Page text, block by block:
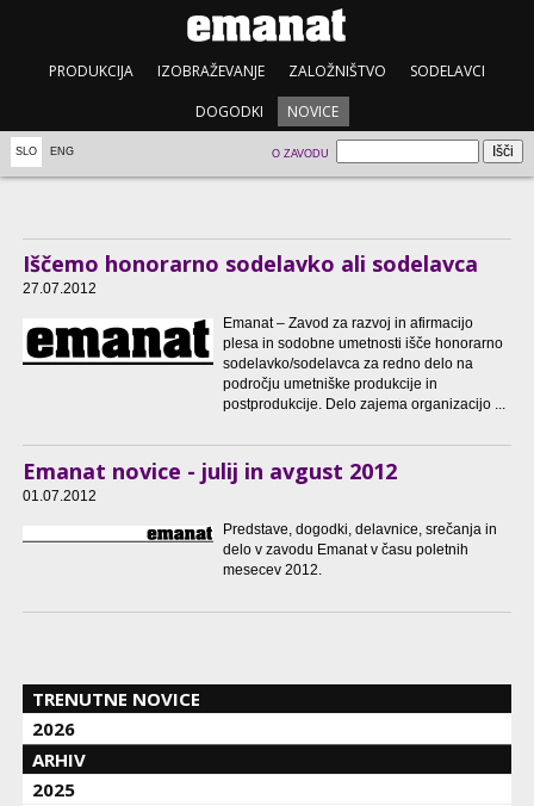
PRODUKCIJA IZOBRAŽEVANJE ZALOŽNIŠTVO SODELAVCI
DOGODKI NOVICE
SLO ENG O ZAVODU
Iščemo honorarno sodelavko ali sodelavca
27.07.2012
Emanat – Zavod za razvoj in afirmacijo
plesa in sodobne umetnosti išče honorarno
sodelavko/sodelavca za redno delo na
področju umetniške produkcije in
postprodukcije. Delo zajema organizacijo ...
Emanat novice - julij in avgust 2012
01.07.2012
Predstave, dogodki, delavnice, srečanja in
delo v zavodu Emanat v času poletnih
mesecev 2012.
TRENUTNE NOVICE
2026
ARHIV
2025